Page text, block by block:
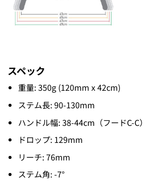
スペック
重量: 350g (120mm x 42cm)
ステム長: 90-130mm
ハンドル幅: 38-44cm（フードC-C）
ドロップ: 129mm
リーチ: 76mm
ステム角: -7°